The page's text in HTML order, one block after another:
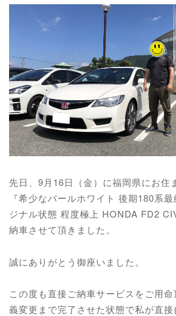
先日、9月16日（金）に福岡県にお住
『希少なパールホワイト 後期180系
ジナル状態 程度極上 HONDA FD2
納車させて頂きました。
誠にありがとう御座いました。
この度も直接ご納車サービスをご用
義変更まで完了させた状態で私が直